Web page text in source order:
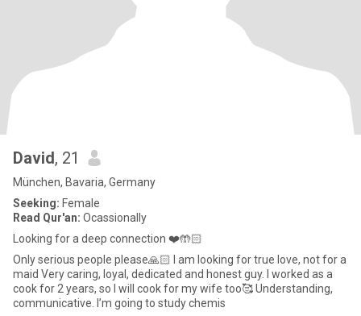
David, 21
München, Bavaria, Germany
Seeking: Female
Read Qur'an: Ocassionally
Looking for a deep connection ❤️🤲🏻
Only serious people please🙏🏻 I am looking for true love, not for a
maid Very caring, loyal, dedicated and honest guy. I worked as a
cook for 2 years, so I will cook for my wife too🥰 Understanding,
communicative. I’m going to study chemis